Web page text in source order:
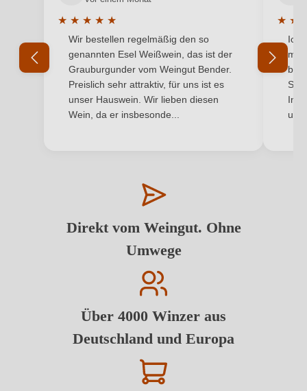
★ ★ ★ ★ ★
Durchschnittliche Bewertung von 5 von 5 Sternen
Wir bestellen regelmäßig den so
genannten Esel Weißwein, das ist der
Grauburgunder vom Weingut Bender.
Preislich sehr attraktiv, für uns ist es
unser Hauswein. Wir lieben diesen
Wein, da er insbesonde...
★ ★
Ich
mit
und
Direkt vom Weingut. Ohne
Umwege
Über 4000 Winzer aus
Deutschland und Europa